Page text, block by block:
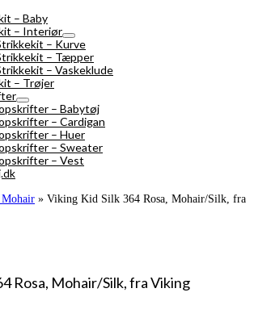
– Baby
– Interiør
– Kurve
– Tæpper
– Vaskeklude
– Trøjer
– Babytøj
– Cardigan
– Huer
– Sweater
– Vest
» Viking Kid Silk 364 Rosa, Mohair/Silk, fra
Rosa, Mohair/Silk, fra Viking